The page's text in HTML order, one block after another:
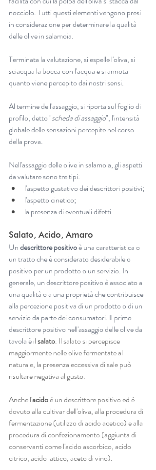
nocciolo. Tutti questi elementi vengono presi
in considerazione per determinare la qualità
delle olive in salamoia.
Terminata la valutazione, si espelle l'oliva, si
sciacqua la bocca con l'acqua e si annota
quanto viene percepito dai nostri sensi.
Al termine dell'assaggio, si riporta sul foglio di
profilo, detto "scheda di assaggio", l'intensità
globale delle sensazioni percepite nel corso
della prova.
Nell'assaggio delle olive in salamoia, gli aspetti
da valutare sono tre tipi:
l'aspetto gustativo dei descrittori positivi;
l'aspetto cinetico;
la presenza di eventuali difetti.
Salato, Acido, Amaro
Un descrittore positivo è una caratteristica o
un tratto che è considerato desiderabile o
positivo per un prodotto o un servizio. In
generale, un descrittore positivo è associato a
una qualità o a una proprietà che contribuisce
alla percezione positiva di un prodotto o di un
servizio da parte dei consumatori. Il primo
descrittore positivo nell'assaggio delle olive da
tavola è il salato. Il salato si percepisce
maggiormente nelle olive fermentate al
naturale, la presenza eccessiva di sale può
risultare negativa al gusto.
Anche l'acido è un descrittore positivo ed è
dovuto alla cultivar dell'oliva, alla procedura di
fermentazione (utilizzo di acido acetico) e alla
procedura di confezionamento (aggiunta di
conservanti come l'acido ascorbico, acido
citrico, acido lattico, aceto di vino).